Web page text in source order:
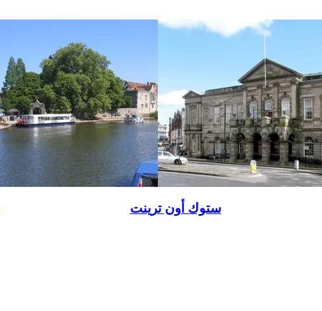
ستوك أون ترينت